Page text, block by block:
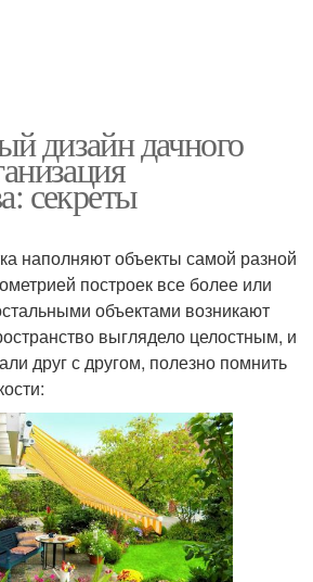
дизайн дачного
секреты
наполняют объекты самой разной
построек все более или
объектами возникают
выглядело целостным, и
друг с другом, полезно помнить